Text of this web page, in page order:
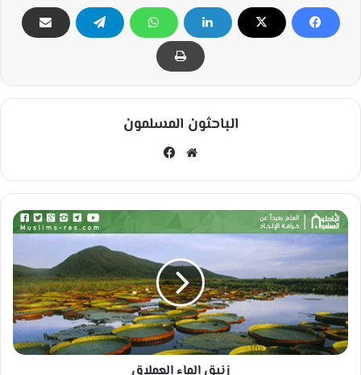
الباحثون المسلمون
مو
الوي
ب
وك
ز
ن
ب
ق
ا
ل
م
ا
ء